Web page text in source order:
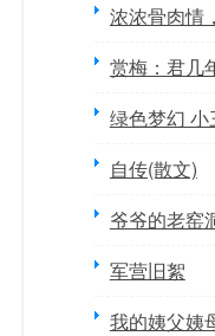
浓浓骨肉情
赏梅：君几
绿色梦幻 小
自传(散文)
爷爷的老窑
军营旧絮
我的姨父姨